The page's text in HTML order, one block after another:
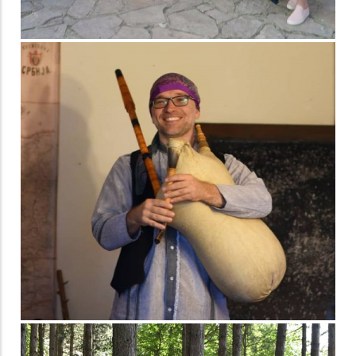
инструмената -
"+381 World Music
festival" Сирогојно
Радионица
традиционалног
певања "Бистрик" -